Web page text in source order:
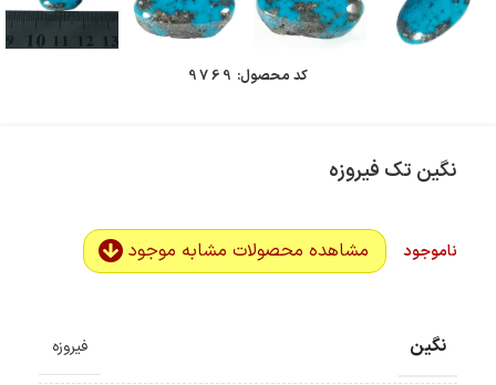
کد محصول: 9769
نگین تک فیروزه
ناموجود مشاهده محصولات مشابه موجود
نگین فیروزه